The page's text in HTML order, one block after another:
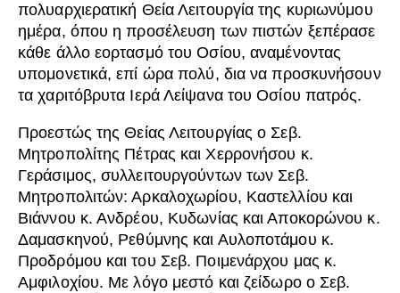
πολυαρχιερατική Θεία Λειτουργία της κυριωνύμου
ημέρα, όπου η προσέλευση των πιστών ξεπέρασε
κάθε άλλο εορτασμό του Οσίου, αναμένοντας
υπομονετικά, επί ώρα πολύ, δια να προσκυνήσουν
τα χαριτόβρυτα Ιερά Λείψανα του Οσίου πατρός.
Προεστώς της Θείας Λειτουργίας ο Σεβ.
Μητροπολίτης Πέτρας και Χερρονήσου κ.
Γεράσιμος, συλλειτουργούντων των Σεβ.
Μητροπολιτών: Αρκαλοχωρίου, Καστελλίου και
Βιάννου κ. Ανδρέου, Κυδωνίας και Αποκορώνου κ.
Δαμασκηνού, Ρεθύμνης και Αυλοποτάμου κ.
Προδρόμου και του Σεβ. Ποιμενάρχου μας κ.
Αμφιλοχίου. Με λόγο μεστό και ζείδωρο ο Σεβ.